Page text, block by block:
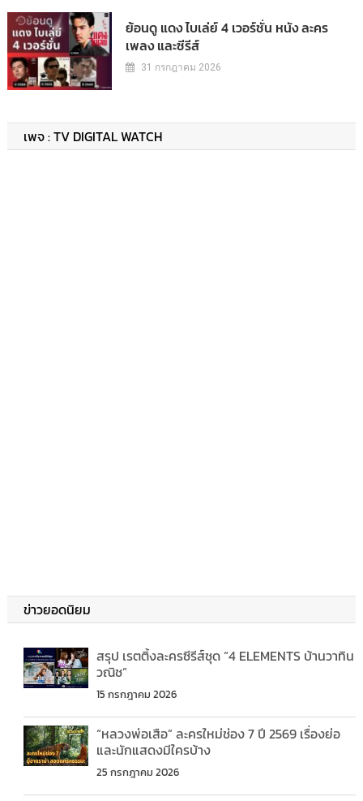
ย้อนดู แดง ไบเล่ย์ 4 เวอร์ชั่น หนัง ละคร
เพลง และซีรีส์
31 กรกฎาคม 2026
เพจ : TV DIGITAL WATCH
ข่าวยอดนิยม
สรุป เรตติ้งละครซีรีส์ชุด “4 ELEMENTS บ้านวาทิน
วณิช”
15 กรกฎาคม 2026
“หลวงพ่อเสือ” ละครใหม่ช่อง 7 ปี 2569 เรื่องย่อ
และนักแสดงมีใครบ้าง
25 กรกฎาคม 2026